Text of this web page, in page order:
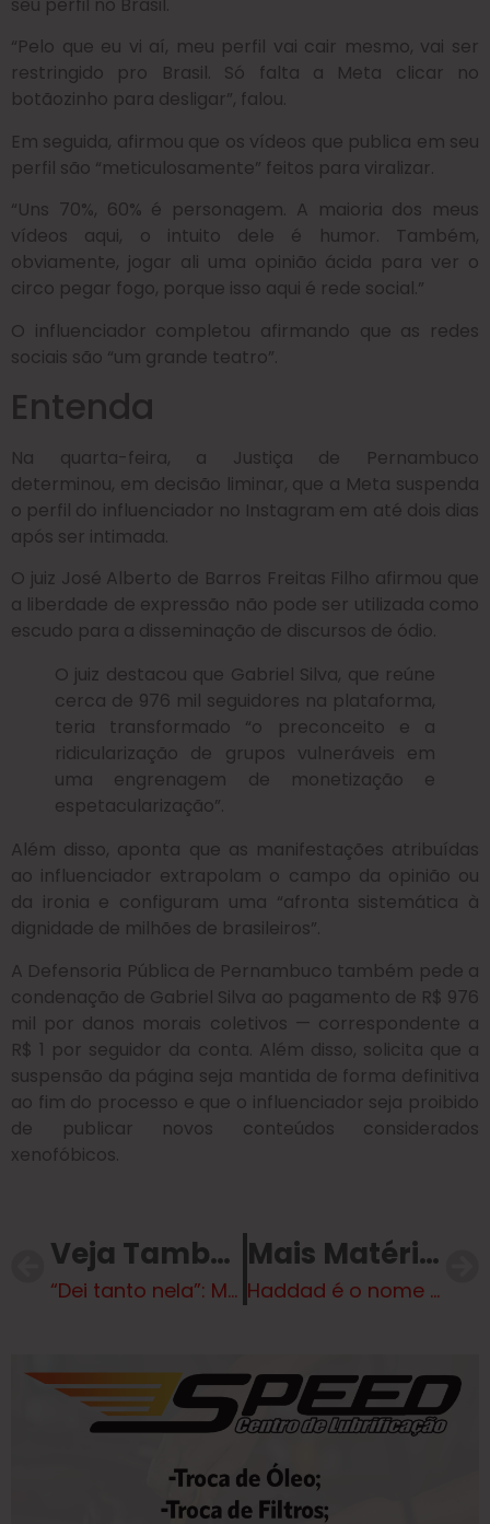
“Pelo que eu vi aí, meu perfil vai cair mesmo, vai ser
restringido pro Brasil. Só falta a Meta clicar no
botãozinho para desligar”, falou.
Em seguida, afirmou que os vídeos que publica em seu
perfil são “meticulosamente” feitos para viralizar.
“Uns 70%, 60% é personagem. A maioria dos meus
vídeos aqui, o intuito dele é humor. Também,
obviamente, jogar ali uma opinião ácida para ver o
circo pegar fogo, porque isso aqui é rede social.”
O influenciador completou afirmando que as redes
sociais são “um grande teatro”.
Entenda
Na quarta-feira, a Justiça de Pernambuco
determinou, em decisão liminar, que a Meta suspenda
o perfil do influenciador no Instagram em até dois dias
após ser intimada.
O juiz José Alberto de Barros Freitas Filho afirmou que
a liberdade de expressão não pode ser utilizada como
escudo para a disseminação de discursos de ódio.
O juiz destacou que Gabriel Silva, que reúne
cerca de 976 mil seguidores na plataforma,
teria transformado “o preconceito e a
ridicularização de grupos vulneráveis em
uma engrenagem de monetização e
espetacularização”.
Além disso, aponta que as manifestações atribuídas
ao influenciador extrapolam o campo da opinião ou
da ironia e configuram uma “afronta sistemática à
dignidade de milhões de brasileiros”.
A Defensoria Pública de Pernambuco também pede a
condenação de Gabriel Silva ao pagamento de R$ 976
mil por danos morais coletivos — correspondente a
R$ 1 por seguidor da conta. Além disso, solicita que a
suspensão da página seja mantida de forma definitiva
ao fim do processo e que o influenciador seja proibido
de publicar novos conteúdos considerados
xenofóbicos.
Veja Também
“Dei tanto nela”: MP denuncia patroa por tortura de doméstica grávida. Ouça áudio
Mais Matérias
Haddad é o nome mais rejeitado ao governo de SP